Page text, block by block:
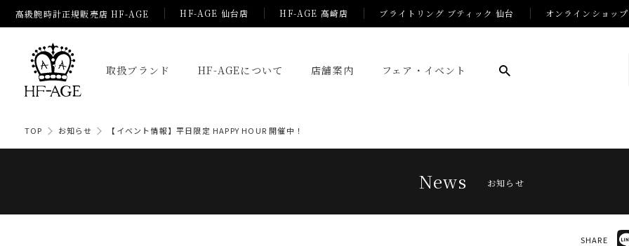
高級腕時計正規販売店 HF-AGE HF-AGE 仙台店 HF-AGE 高崎店 ブライトリング ブティック 仙台 オンラインショップ
取扱ブランド HF-AGEについて 店舗案内 フェア・イベント
TOP お知らせ 【イベント情報】平日限定 HAPPY HOUR 開催中！
News お知らせ
SHARE